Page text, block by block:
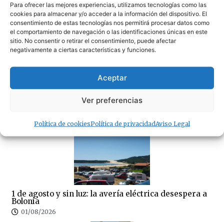
Para ofrecer las mejores experiencias, utilizamos tecnologías como las
cookies para almacenar y/o acceder a la información del dispositivo. El
consentimiento de estas tecnologías nos permitirá procesar datos como
el comportamiento de navegación o las identificaciones únicas en este
sitio. No consentir o retirar el consentimiento, puede afectar
negativamente a ciertas características y funciones.
Aceptar
Ver preferencias
Política de cookiesPolítica de privacidadAviso Legal
Tarifa»
1 de agosto y sin luz: la avería eléctrica desespera a
Bolonia
01/08/2026